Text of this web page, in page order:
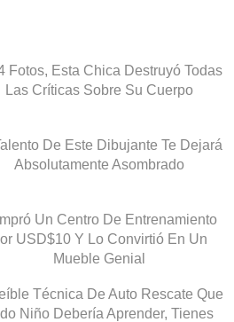
Fotos, Esta Chica Destruyó Todas
Las Críticas Sobre Su Cuerpo
De Este Dibujante Te Dejará
Absolutamente Asombrado
Un Centro De Entrenamiento
USD$10 Y Lo Convirtió En Un
Mueble Genial
Técnica De Auto Rescate Que
Niño Debería Aprender, Tienes